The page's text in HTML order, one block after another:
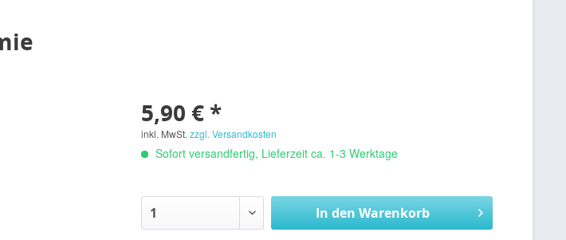
5,90 € *
inkl. MwSt.zzgl. Versandkosten
Sofort versandfertig, Lieferzeit ca. 1-3 Werktage
In denWarenkorb